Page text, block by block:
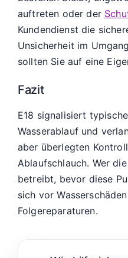
auftreten oder der
Kundendienst die
Unsicherheit im
sollten Sie auf eine
Fazit
E18 signalisiert
Wasserablauf und
aber überlegten
Ablaufschlauch. Wer
betreibt, bevor diese
sich vor
Folgereparaturen.